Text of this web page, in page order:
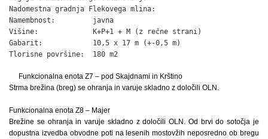
Nadomestna gradnja Flekovega mlina:
Namembnost:         javna
Višine:             K+P+1 + M (z rečne strani)
Gabarit:            10,5 x 17 m (+-0,5 m)
Tlorisne površine:  180 m2
Funkcionalna enota Z7 – pod Skajdnami in Krštino
Strma brežina (breg) se ohranja in varuje skladno z določili OLN.
Funkcionalna enota Z8 – Majer
Brežine se ohranja in varuje skladno z določili OLN. Od brvi do sotočja je
dopustna izvedba obvodne poti na lesenih mostovžih neposredno ob bregu